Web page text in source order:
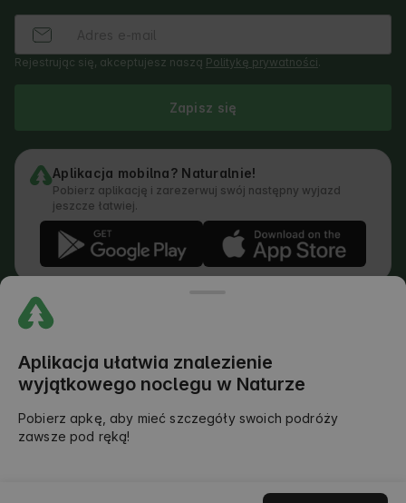
Rejestrując się, akceptujesz naszą Politykę prywatności.
Zapisz się
Aplikacja mobilna? Naturalnie!
Pobierz aplikację i zarezerwuj swój następny wyjazd
jeszcze łatwiej.
© 2026 AlohaCamp. All rights reserved.
Polityka Dodawania Opinii
Prawny Podział Obowiązków
Aplikacja ułatwia znalezienie
wyjątkowego noclegu w Naturze
Pobierz apkę, aby mieć szczegóły swoich podróży
zawsze pod ręką!